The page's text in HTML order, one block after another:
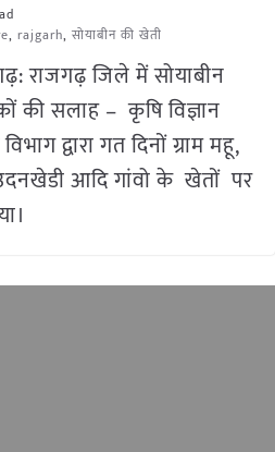
, rajgarh, सोयाबीन की खेती
राजगढ़ जिले में सोयाबीन
की सलाह – कृषि विज्ञान
द्वारा गत दिनों ग्राम महू,
उदनखेडी आदि गांवो के खेतों पर